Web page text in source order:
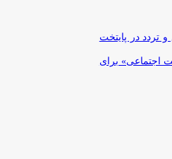
تردد در پایتخت
اجتماعی» برای